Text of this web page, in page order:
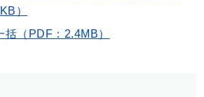
）
括（PDF：2.4MB）